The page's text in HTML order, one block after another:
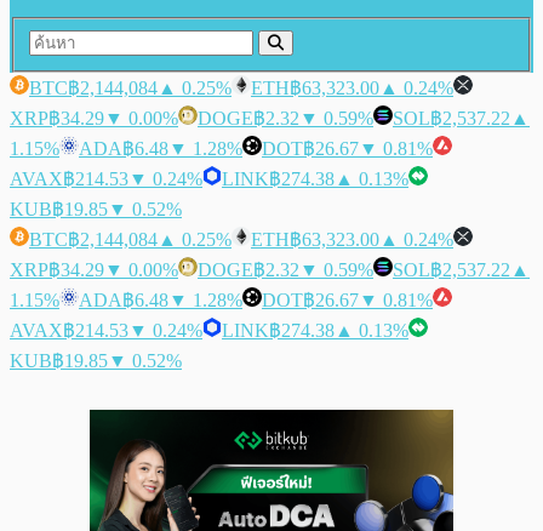
BTC฿2,144,084 ▲ 0.25% ETH฿63,323.00 ▲ 0.24%
XRP฿34.29▼ 0.00% DOGE฿2.32 ▼ 0.59% SOL฿2,537.22 ▲
1.15%
ADA฿6.48▼ 1.28% DOT฿26.67▼ 0.81%
AVAX฿214.53▼ 0.24% LINK฿274.38 ▲ 0.13%
KUB฿19.85▼ 0.52%
BTC฿2,144,084 ▲ 0.25% ETH฿63,323.00 ▲ 0.24%
XRP฿34.29▼ 0.00% DOGE฿2.32 ▼ 0.59% SOL฿2,537.22 ▲
1.15%
ADA฿6.48▼ 1.28% DOT฿26.67▼ 0.81%
AVAX฿214.53▼ 0.24% LINK฿274.38 ▲ 0.13%
KUB฿19.85▼ 0.52%